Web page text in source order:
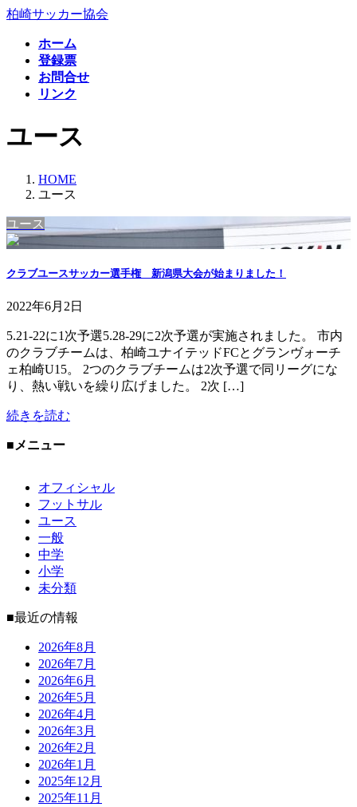
コ
キ
ッ
ナ
に
移
柏崎サッカー協会
ホーム
登録票
お問合せ
リンク
ユース
HOME
ユース
ユース
クラブユースサッカー選手権 新潟県大会が始まりました！
2022年6月2日
5.21-22に1次予選5.28-29に2次予選が実施されました。 市内
のクラブチームは、柏崎ユナイテッドFCとグランヴォーチ
ェ柏崎U15。 2つのクラブチームは2次予選で同リーグにな
り、熱い戦いを繰り広げました。 2次 […]
続きを読む
■メニュー
オフィシャル
フットサル
ユース
一般
中学
小学
未分類
■最近の情報
2026年8月
2026年7月
2026年6月
2026年5月
2026年4月
2026年3月
2026年2月
2026年1月
2025年12月
2025年11月